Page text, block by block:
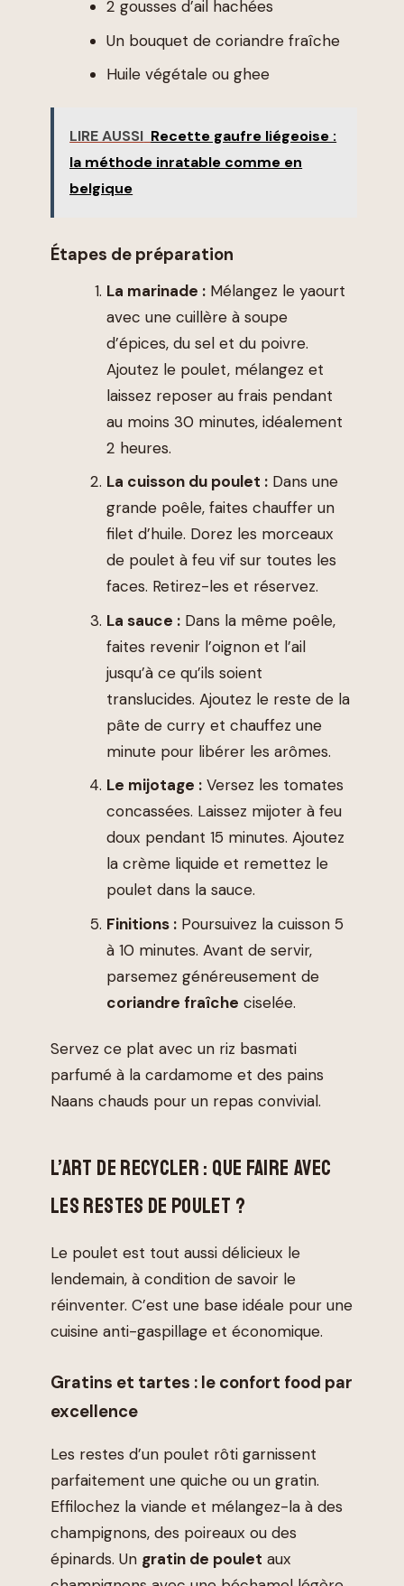
2 gousses d’ail hachées
Un bouquet de coriandre fraîche
Huile végétale ou ghee
LIRE AUSSI Recette gaufre liégeoise :
la méthode inratable comme en
belgique
Étapes de préparation
La marinade : Mélangez le yaourt
avec une cuillère à soupe
d’épices, du sel et du poivre.
Ajoutez le poulet, mélangez et
laissez reposer au frais pendant
au moins 30 minutes, idéalement
2 heures.
La cuisson du poulet : Dans une
grande poêle, faites chauffer un
filet d’huile. Dorez les morceaux
de poulet à feu vif sur toutes les
faces. Retirez-les et réservez.
La sauce : Dans la même poêle,
faites revenir l’oignon et l’ail
jusqu’à ce qu’ils soient
translucides. Ajoutez le reste de la
pâte de curry et chauffez une
minute pour libérer les arômes.
Le mijotage : Versez les tomates
concassées. Laissez mijoter à feu
doux pendant 15 minutes. Ajoutez
la crème liquide et remettez le
poulet dans la sauce.
Finitions : Poursuivez la cuisson 5
à 10 minutes. Avant de servir,
parsemez généreusement de
coriandre fraîche ciselée.
Servez ce plat avec un riz basmati
parfumé à la cardamome et des pains
Naans chauds pour un repas convivial.
L’ART DE RECYCLER : QUE FAIRE AVEC
LES RESTES DE POULET ?
Le poulet est tout aussi délicieux le
lendemain, à condition de savoir le
réinventer. C’est une base idéale pour une
cuisine anti-gaspillage et économique.
Gratins et tartes : le confort food par
excellence
Les restes d’un poulet rôti garnissent
parfaitement une quiche ou un gratin.
Effilochez la viande et mélangez-la à des
champignons, des poireaux ou des
épinards. Un gratin de poulet aux